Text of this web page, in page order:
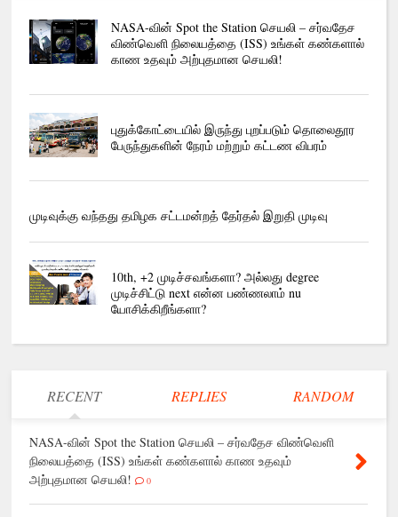
NASA-வின் Spot the Station செயலி – சர்வதேச
விண்வெளி நிலையத்தை (ISS) உங்கள் கண்களால்
காண உதவும் அற்புதமான செயலி!
புதுக்கோட்டையில் இருந்து புறப்படும் தொலைதூர
பேருந்துகளின் நேரம் மற்றும் கட்டண விபரம்
முடிவுக்கு வந்தது தமிழக சட்டமன்றத் தேர்தல் இறுதி முடிவு
10th, +2 முடிச்சவங்களா? அல்லது degree
முடிச்சிட்டு next என்ன பண்ணலாம் nu
யோசிக்கிறீங்களா?
RECENT REPLIES RANDOM
NASA-வின் Spot the Station செயலி – சர்வதேச விண்வெளி
நிலையத்தை (ISS) உங்கள் கண்களால் காண உதவும்
அற்புதமான செயலி!
0